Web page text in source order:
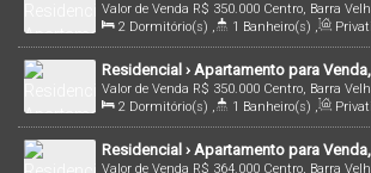
Barra Velha /SC | Cód.: 1834
R$ 350.000
Valor de Venda
Centro, Barra
Brasil
2 Dormitório(s) , 1 Banheiro(s) ,
Vaga(s) , 850mDistância do Mar
Residencial › Apartamento para
Barra Velha /SC | Cód.: 1835
R$ 350.000
Valor de Venda
Centro, Barra
Brasil
2 Dormitório(s) , 1 Banheiro(s) ,
Vaga(s) , 850mDistância do Mar
Residencial › Apartamento para
R$ 364.000
Valor de Venda
Centro, Barra